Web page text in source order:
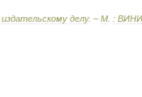
издательскому делу. – М :